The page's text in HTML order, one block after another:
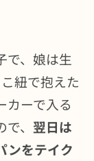
で、娘は生
紐で抱えた
カーで入る
、 翌日は
ンをテイク